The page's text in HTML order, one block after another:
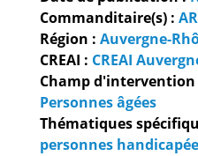
Projets Fédéraux
Espace emploi
Guides et outils
Commanditaire(s) :
Région : Auvergne-
CREAI : CREAI
Champ d'intervention
Personnes âgées
Thématiques
personnes